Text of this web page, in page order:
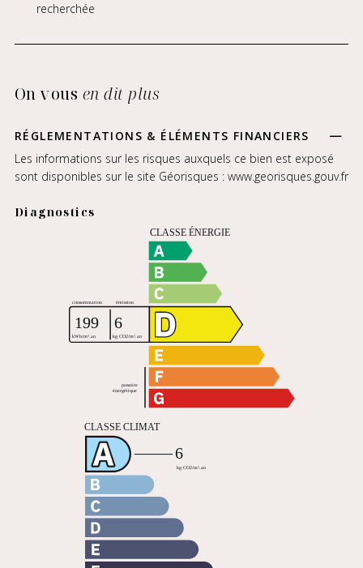
recherchée
On vous en dit plus
RÉGLEMENTATIONS & ÉLÉMENTS FINANCIERS
Les informations sur les risques auxquels ce bien est exposé
sont disponibles sur le site Géorisques : www.georisques.gouv.fr
Diagnostics